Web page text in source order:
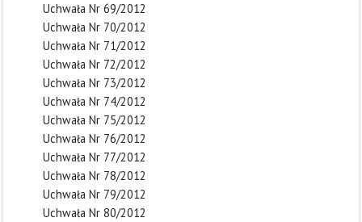
Uchwała Nr 69/2012
Uchwała Nr 70/2012
Uchwała Nr 71/2012
Uchwała Nr 72/2012
Uchwała Nr 73/2012
Uchwała Nr 74/2012
Uchwała Nr 75/2012
Uchwała Nr 76/2012
Uchwała Nr 77/2012
Uchwała Nr 78/2012
Uchwała Nr 79/2012
Uchwała Nr 80/2012